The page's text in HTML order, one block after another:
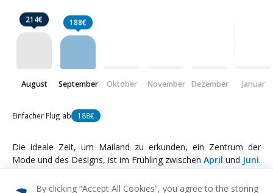
214€
August
188€
September Oktober November Dezember Januar
Einfacher Flug ab 188€
Die ideale Zeit, um Mailand zu erkunden, ein Zentrum der
Mode und des Designs, ist im Frühling zwischen April und Juni.
Die Temperaturen sind angenehm, bunte Blumen blühen in
voller Pracht, und die lebendige Atmosphäre der Stadt erreicht
By clicking “Accept All Cookies”, you agree to the storing